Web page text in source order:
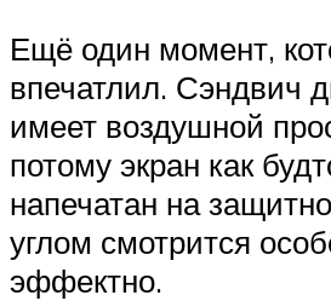
Ещё один момент,
впечатлил. Сэндвич
имеет воздушной
потому экран как
напечатан на
углом смотрится
эффектно.